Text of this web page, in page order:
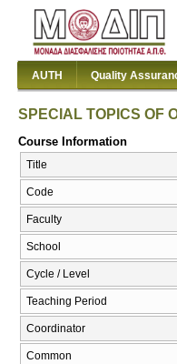
AUTH Quality
SPECIAL TOPICS OF
Course Information
Title
Code
Faculty
School
Cycle / Level
Teaching Period
Coordinator
Common